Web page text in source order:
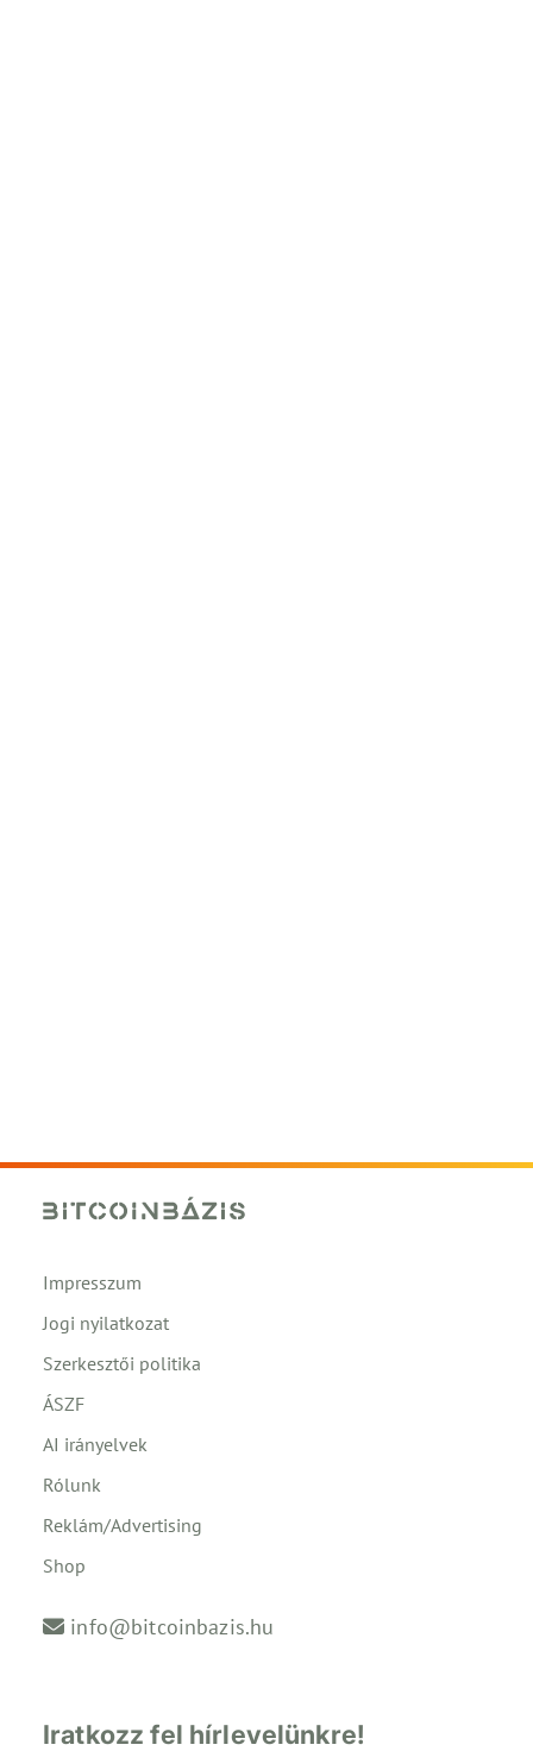
Impresszum
Jogi nyilatkozat
Szerkesztői politika
ÁSZF
AI irányelvek
Rólunk
Reklám/Advertising
Shop
info@bitcoinbazis.hu
Iratkozz fel hírlevelünkre!